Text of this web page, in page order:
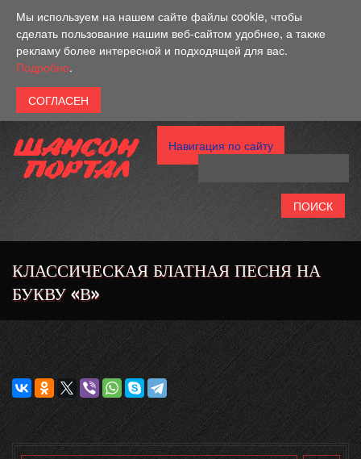
Мы используем на нашем сайте файлы cookie, чтобы
сделать пользование нашим веб-сайтом удобнее, а также
рекламу более интересной и подходящей для вас.
Подробно.
Навигация по сайту
КЛАССИЧЕСКАЯ БЛАТНАЯ ПЕСНЯ НА
БУКВУ «В»